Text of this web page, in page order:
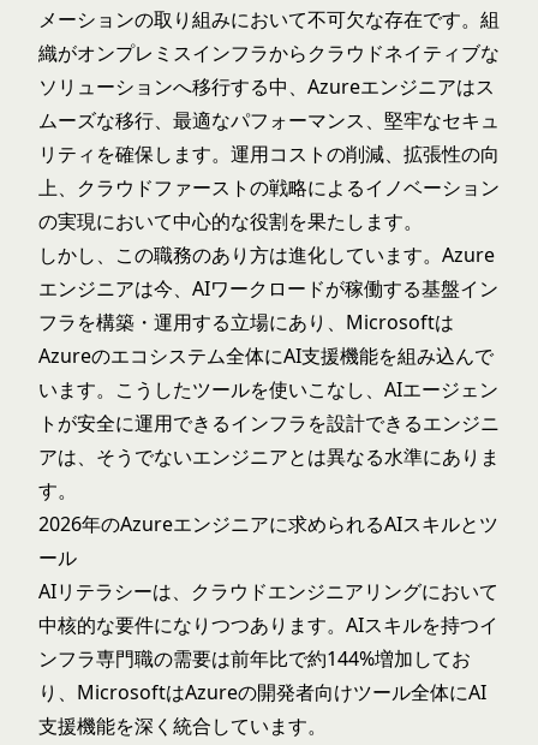
メーションの取り組みにおいて不可欠な存在です。組
織がオンプレミスインフラからクラウドネイティブな
ソリューションへ移行する中、Azureエンジニアはス
ムーズな移行、最適なパフォーマンス、堅牢なセキュ
リティを確保します。運用コストの削減、拡張性の向
上、クラウドファーストの戦略によるイノベーション
の実現において中心的な役割を果たします。
しかし、この職務のあり方は進化しています。Azure
エンジニアは今、AIワークロードが稼働する基盤イン
フラを構築・運用する立場にあり、Microsoftは
Azureのエコシステム全体にAI支援機能を組み込んで
います。こうしたツールを使いこなし、AIエージェン
トが安全に運用できるインフラを設計できるエンジニ
アは、そうでないエンジニアとは異なる水準にありま
す。
2026年のAzureエンジニアに求められるAIスキルとツ
ール
AIリテラシーは、クラウドエンジニアリングにおいて
中核的な要件になりつつあります。AIスキルを持つイ
ンフラ専門職の需要は前年比で約144%増加してお
り、MicrosoftはAzureの開発者向けツール全体にAI
支援機能を深く統合しています。